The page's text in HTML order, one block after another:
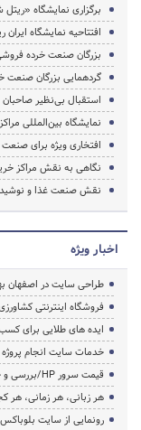
برگزاری نمایشگاه «ریتل
افتتاحیه نمایشگاه ایران
بزرگان صنعت خرده
گردهمایی بزرگان صنعت
استقبال بی‌نظیر صاحبان
نمایشگاه بین‌المللی
افتخاری ویژه برای
نگاهی به نقش مراکز
نقش صنعت غذا و
اخبار ویژه
طراحی سایت در اصفهان
فروشگاه اینترنتی
ایده های طلایی برای کسب
خدمات سایت انجام
قیمت سرور HP/بررسی و خرید سرور اچ پی
هر زبانی، هر زمانی، هر
رونمایی از سایت